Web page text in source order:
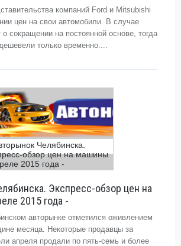
компаний Ford и Mitsubishi
цен на свои автомобили. В случае
сокращении на постоянной основе, тогда
только временно....
Экспресс-обзор цен на
2015 года -
авторынке отметился оживлением
месяца. Некоторые продавцы за
апреля продали по пять-семь и более